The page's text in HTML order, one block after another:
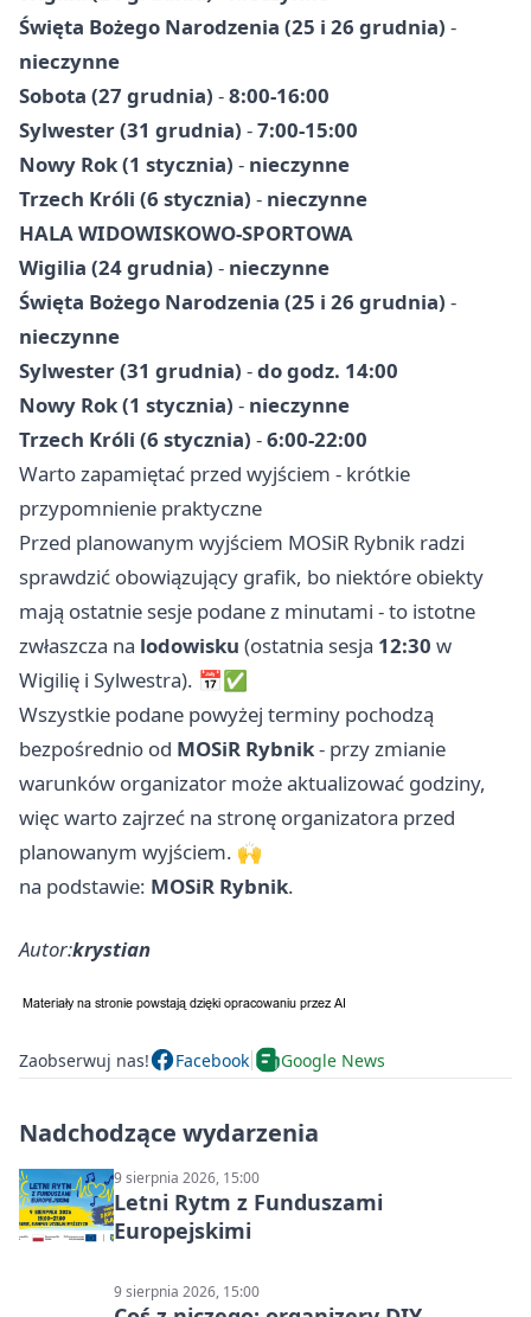
Święta Bożego Narodzenia (25 i 26 grudnia) -
nieczynne
Sobota (27 grudnia) -8:00-16:00
Sylwester (31 grudnia) -7:00-15:00
Nowy Rok (1 stycznia) - nieczynne
Trzech Króli (6 stycznia) - nieczynne
HALA WIDOWISKOWO-SPORTOWA
Wigilia (24 grudnia) - nieczynne
Święta Bożego Narodzenia (25 i 26 grudnia) -
nieczynne
Sylwester (31 grudnia) -do godz. 14:00
Nowy Rok (1 stycznia) - nieczynne
Trzech Króli (6 stycznia) -6:00-22:00
Warto zapamiętać przed wyjściem - krótkie
przypomnienie praktyczne
Przed planowanym wyjściem MOSiR Rybnik radzi
sprawdzić obowiązujący grafik, bo niektóre obiekty
mają ostatnie sesje podane z minutami - to istotne
zwłaszcza na lodowisku (ostatnia sesja 12:30 w
Wigilię i Sylwestra). 📅✅
Wszystkie podane powyżej terminy pochodzą
bezpośrednio od MOSiR Rybnik- przy zmianie
warunków organizator może aktualizować godziny,
więc warto zajrzeć na stronę organizatora przed
planowanym wyjściem. 🙌
na podstawie: MOSiR Rybnik.
Autor:krystian
Zaobserwuj nas! Facebook Google News
Nadchodzące wydarzenia
9 sierpnia 2026, 15:00
Letni Rytm z Funduszami
Europejskimi
9 sierpnia 2026, 15:00